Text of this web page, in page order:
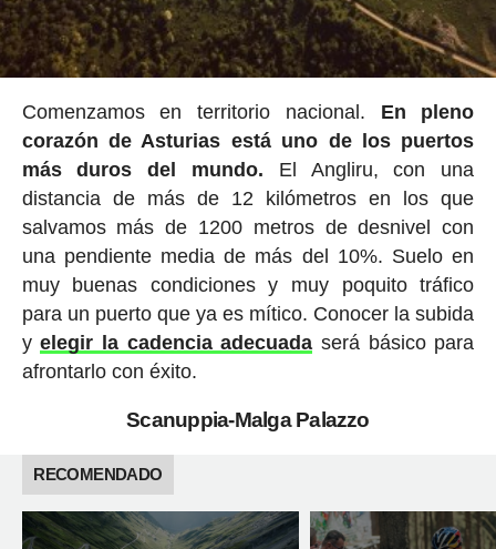
Comenzamos en territorio nacional. En pleno
corazón de Asturias está uno de los puertos
más duros del mundo. El Angliru, con una
distancia de más de 12 kilómetros en los que
salvamos más de 1200 metros de desnivel con
una pendiente media de más del 10%. Suelo en
muy buenas condiciones y muy poquito tráfico
para un puerto que ya es mítico. Conocer la subida
yelegir la cadencia adecuada será básico para
afrontarlo con éxito.
Scanuppia-Malga Palazzo
RECOMENDADO